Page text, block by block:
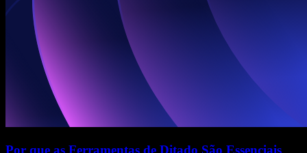
Por que as Ferramentas de Ditado São Essenciais